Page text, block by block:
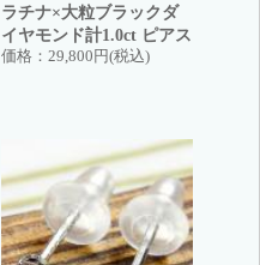
ラチナ×大粒ブラックダ
イヤモンド計1.0ct ピアス
価格： 29,800円(税込)